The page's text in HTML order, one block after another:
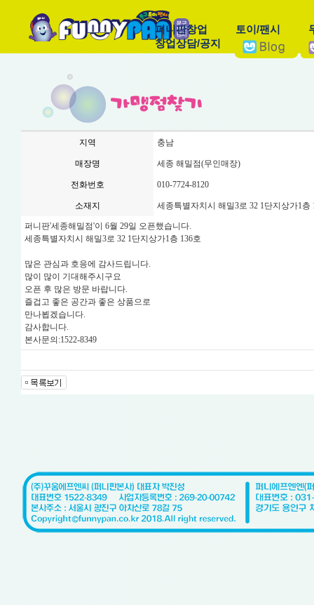
퍼니판창업 토이/팬시
창업상담/공지
지역 충남
매장명 세종 해밀점(무인매장)
전화번호 010-7724-8120
소재지 세종특별자치시 해밀3로 32 1단지상가1층
퍼니판'세종해밀점'이 6월 29일 오픈했습니다.
세종특별자치시 해밀3로 32 1단지상가1층 136호
많은 관심과 호응에 감사드립니다.
많이 많이 기대해주시구요
오픈 후 많은 방문 바랍니다.
즐겁고 좋은 공간과 좋은 상품으로
만나뵙겠습니다.
감사합니다.
본사문의:1522-8349